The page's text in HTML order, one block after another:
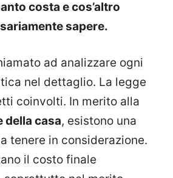
costa e cos’altro
sapere.
ad analizzare ogni
nel dettaglio. La legge
coinvolti. In merito alla
della casa, esistono una
tenere in considerazione.
il costo finale